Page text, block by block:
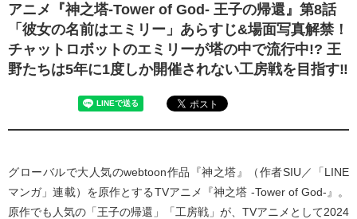
アニメ『神之塔-Tower of God- 王子の帰還』第8話
「彼⼥の名前はエミリー」あらすじ&場⾯写真解禁！
チャットロボットのエミリーが塔の中で流⾏中!? 王
野たちは5年に1度しか開催されない⼯房戦を⽬指す‼
グローバルで⼤⼈気のwebtoon作品『神之塔』（作者SIU／「LINE
マンガ」連載）を原作とするTVアニメ『神之塔 -Tower of God-』。
原作でも⼈気の「王⼦の帰還」「⼯房戦」が、TVアニメとして2024